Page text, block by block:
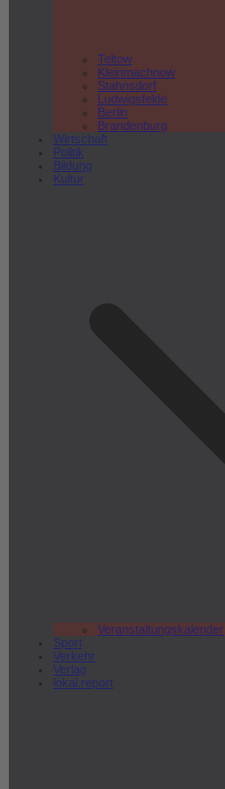
Teltow
Kleinmachnow
Stahnsdorf
Ludwigsfelde
Berlin
Brandenburg
Wirtschaft
Politik
Bildung
Kultur
Veranstaltungskalender
Sport
Verkehr
Verlag
lokal.report